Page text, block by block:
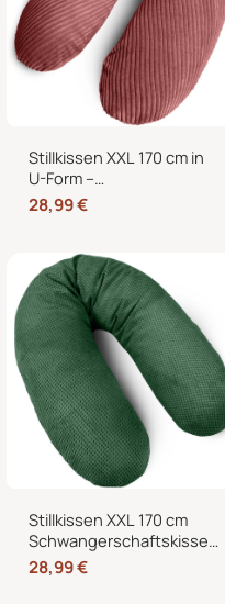
Stillkissen XXL 170 cm in
U-Form –
Schwangerschaftskissen,
Seitenschläferkissen und
Bezug
28,99€
Stillkissen XXL 170 cm
Schwangerschaftskissen
Seitenschläferkissen U-
Form mit abnehmbarem
28,99€